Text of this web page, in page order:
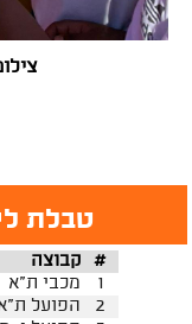
טבלת
קבוצה
#
מכבי ת"א
1
הפועל
2